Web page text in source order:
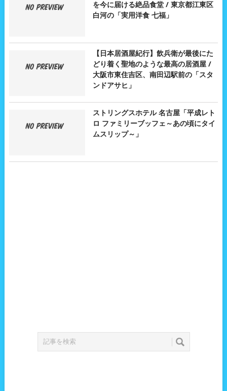
を今に届ける絶品食堂 / 東京都江東区
白河の「実用洋食 七福」
【日本居酒屋紀行】飲兵衛が最後にた
どり着く聖地のような最高の居酒屋 /
大阪市東住吉区、南田辺駅前の「スタ
ンドアサヒ」
ストリングスホテル 名古屋「平成レト
ロ ファミリーブッフェ～あの頃にタイ
ムスリップ～」